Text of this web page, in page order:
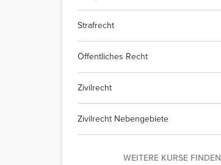
Strafrecht
Öffentliches Recht
Zivilrecht
Zivilrecht Nebengebiete
WEITERE KURSE FINDEN